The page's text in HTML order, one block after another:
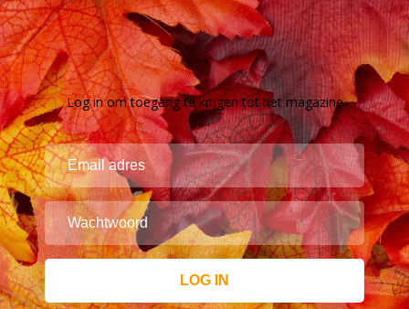
Log in om toegang te krijgen tot het magazine